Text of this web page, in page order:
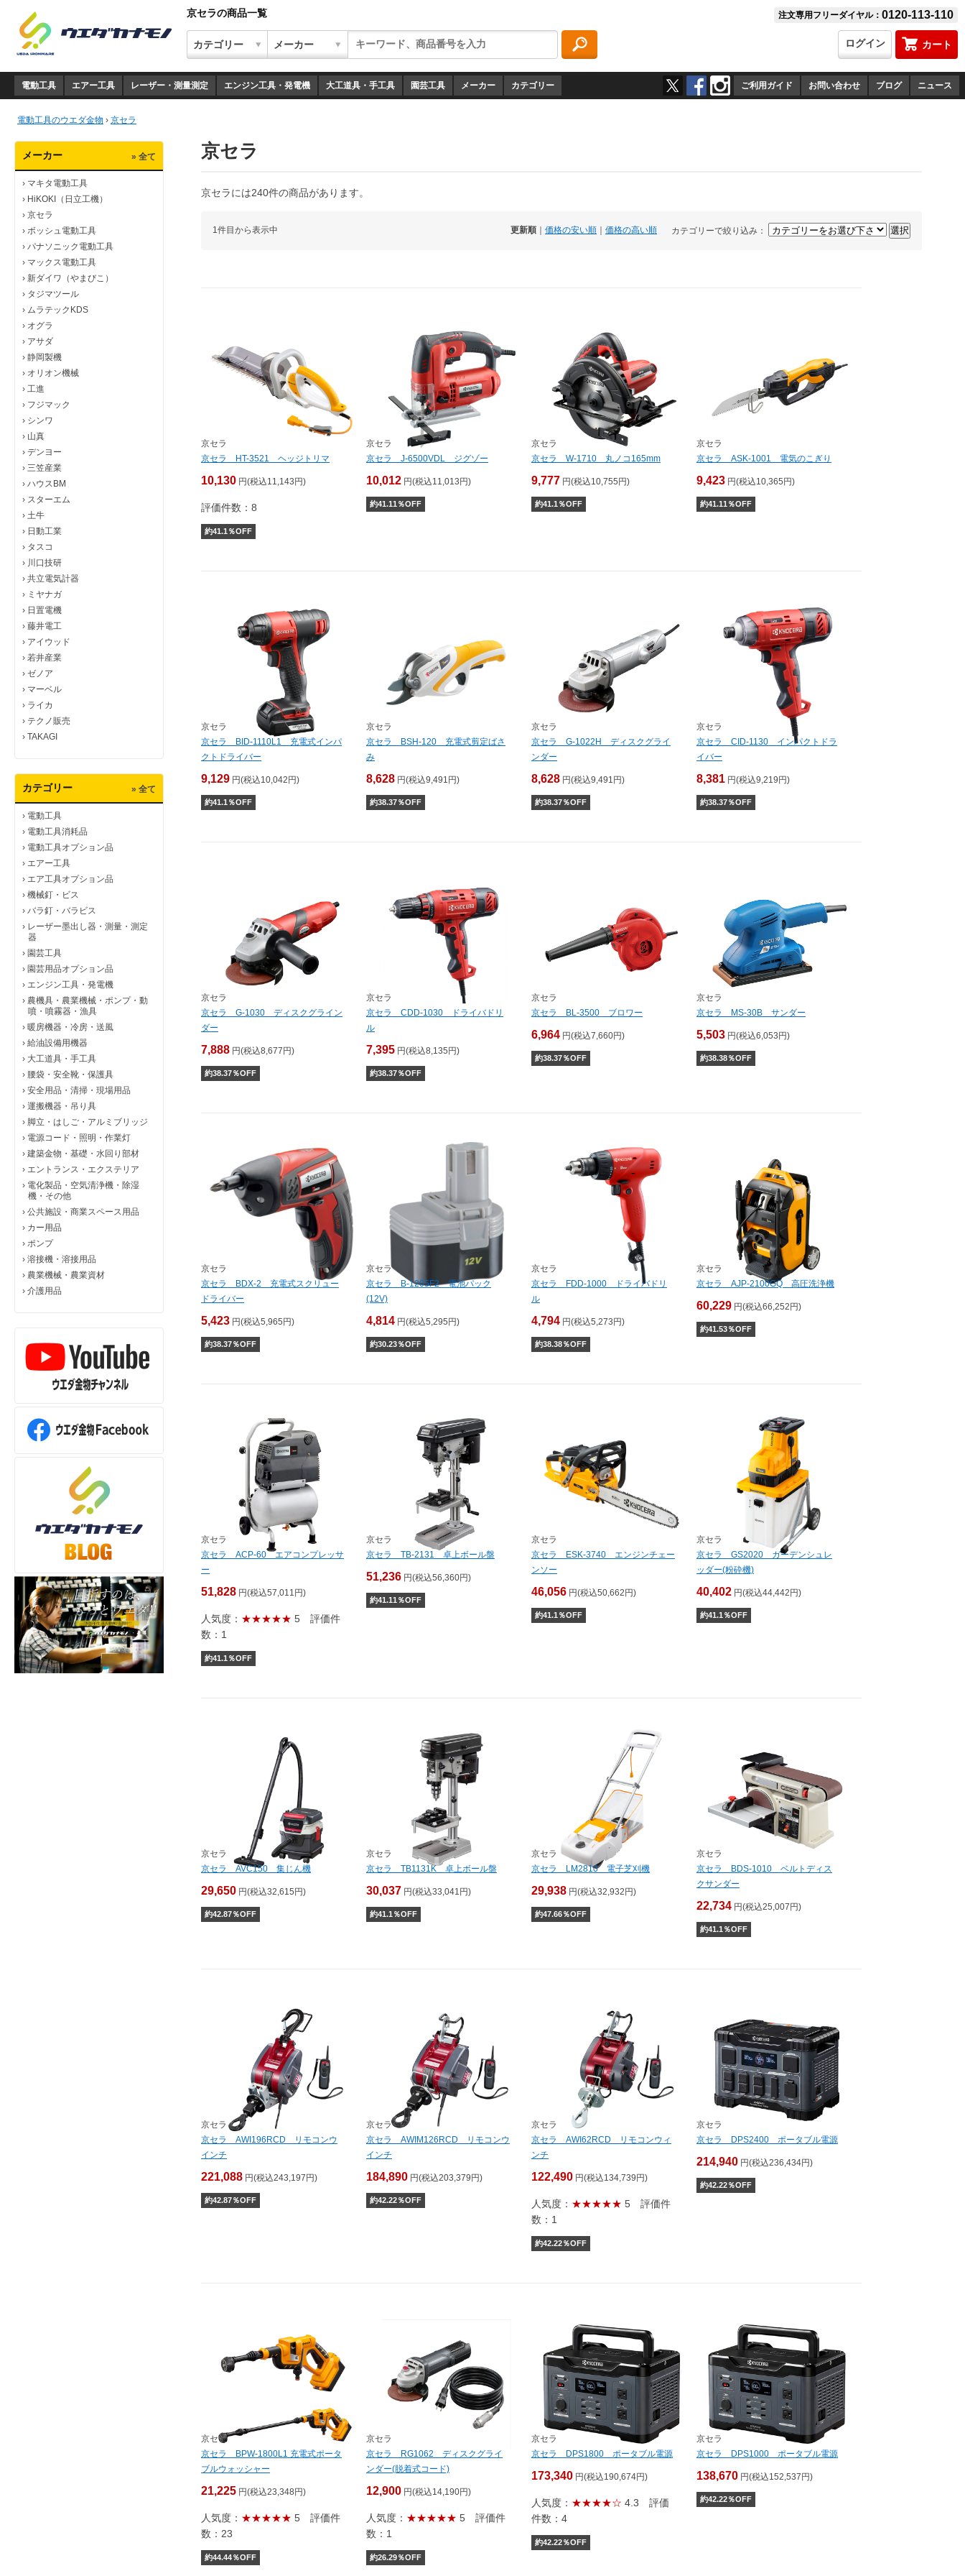
京セラの商品一覧 注文専用フリーダイヤル： 0120-113-110
カート
ログイン
電動工具 エアー工具 レーザー・測量測定 エンジン工具・発電機 大工道具・手工具 園芸工具 メーカー カテゴリー ご利用ガイド お問い合わせ ブログ ニュース
電動工具のウエダ金物 › 京セラ
メーカー » 全て
› マキタ電動工具
› HiKOKI（日立工機）
› 京セラ
› ボッシュ電動工具
› パナソニック電動工具
› マックス電動工具
› 新ダイワ（やまびこ）
› タジマツール
› ムラテックKDS
› オグラ
› アサダ
› 静岡製機
› オリオン機械
› 工進
› フジマック
› シンワ
› 山真
› デンヨー
› 三笠産業
› ハウスBM
› スターエム
› 土牛
› 日動工業
› タスコ
› 川口技研
› 共立電気計器
› ミヤナガ
› 日置電機
› 藤井電工
› アイウッド
› 若井産業
› ゼノア
› マーベル
› ライカ
› テクノ販売
› TAKAGI
カテゴリー » 全て
› 電動工具
› 電動工具消耗品
› 電動工具オプション品
› エアー工具
› エア工具オプション品
› 機械釘・ビス
› バラ釘・バラビス
› レーザー墨出し器・測量・測定
器
› 園芸工具
› 園芸用品オプション品
› エンジン工具・発電機
› 農機具・農業機械・ポンプ・動
噴・噴霧器・漁具
› 暖房機器・冷房・送風
› 給油設備用機器
› 大工道具・手工具
› 腰袋・安全靴・保護具
› 安全用品・清掃・現場用品
› 運搬機器・吊り具
› 脚立・はしご・アルミブリッジ
› 電源コード・照明・作業灯
› 建築金物・基礎・水回り部材
› エントランス・エクステリア
› 電化製品・空気清浄機・除湿
機・その他
› 公共施設・商業スペース用品
› カー用品
› ポンプ
› 溶接機・溶接用品
› 農業機械・農業資材
› 介護用品
京セラ
京セラには240件の商品があります。
1件目から表示中 カテゴリーで絞り込み：
更新順 価格の安い順 価格の高い順
京セラ
京セラ HT-3521 ヘッジトリマ
10,130 円(税込11,143円)
評価件数：8
約41.1 ％OFF
京セラ
京セラ J-6500VDL ジグゾー
10,012 円(税込11,013円)
約41.11 ％OFF
京セラ
京セラ W-1710 丸ノコ165mm
9,777 円(税込10,755円)
約41.1 ％OFF
京セラ
京セラ ASK-1001 電気のこぎり
9,423 円(税込10,365円)
約41.11 ％OFF
京セラ
京セラ BID-1110L1 充電式インパ
クトドライバー
9,129 円(税込10,042円)
約41.1 ％OFF
京セラ
京セラ BSH-120 充電式剪定ばさ
み
8,628 円(税込9,491円)
約38.37％OFF
京セラ
京セラ G-1022H ディスクグライ
ンダー
8,628 円(税込9,491円)
約38.37％OFF
京セラ
京セラ CID-1130 インパクトドラ
イバー
8,381 円(税込9,219円)
約38.37％OFF
京セラ
京セラ G-1030 ディスクグライン
ダー
7,888 円(税込8,677円)
約38.37％OFF
京セラ
京セラ CDD-1030 ドライバドリ
ル
7,395 円(税込8,135円)
約38.37％OFF
京セラ
京セラ BL-3500 ブロワー
6,964 円(税込7,660円)
約38.37％OFF
京セラ
京セラ MS-30B サンダー
5,503 円(税込6,053円)
約38.38％OFF
京セラ
京セラ BDX-2 充電式スクリュー
ドライバー
5,423 円(税込5,965円)
約38.37％OFF
京セラ
京セラ B-1205F2 電池パック
(12V)
4,814 円(税込5,295円)
約30.23％OFF
京セラ
京セラ FDD-1000 ドライバドリ
ル
4,794 円(税込5,273円)
約38.38％OFF
京セラ
京セラ AJP-2100GQ 高圧洗浄機
60,229 円(税込66,252円)
約41.53％OFF
京セラ
京セラ ACP-60 エアコンプレッサ
ー
51,828 円(税込57,011円)
人気度： ★★★★★ 5 評価件
数：1
約41.1 ％OFF
京セラ
京セラ TB-2131 卓上ボール盤
51,236 円(税込56,360円)
約41.11 ％OFF
京セラ
京セラ ESK-3740 エンジンチェー
ンソー
46,056 円(税込50,662円)
約41.1 ％OFF
京セラ
京セラ GS2020 ガーデンシュレ
ッダー(粉砕機)
40,402 円(税込44,442円)
約41.1 ％OFF
京セラ
京セラ AVC150 集じん機
29,650 円(税込32,615円)
約42.87％OFF
京セラ
京セラ TB1131K 卓上ボール盤
30,037 円(税込33,041円)
約41.1 ％OFF
京セラ
京セラ LM2810 電子芝刈機
29,938 円(税込32,932円)
約47.66％OFF
京セラ
京セラ BDS-1010 ベルトディス
クサンダー
22,734 円(税込25,007円)
約41.1 ％OFF
京セラ
京セラ AWI196RCD リモコンウ
インチ
221,088 円(税込243,197円)
約42.87％OFF
京セラ
京セラ AWIM126RCD リモコンウ
インチ
184,890 円(税込203,379円)
約42.22％OFF
京セラ
京セラ AWI62RCD リモコンウィ
ンチ
122,490 円(税込134,739円)
人気度： ★★★★★ 5 評価件
数：1
約42.22％OFF
京セラ
京セラ DPS2400 ポータブル電源
214,940 円(税込236,434円)
約42.22％OFF
京セラ
京セラ BPW-1800L1 充電式ポータ
ブルウォッシャー
21,225 円(税込23,348円)
人気度： ★★★★★ 5 評価件
数：23
約44.44％OFF
京セラ
京セラ RG1062 ディスクグライ
ンダー(脱着式コード)
12,900 円(税込14,190円)
人気度： ★★★★★ 5 評価件
数：1
約26.29％OFF
京セラ
京セラ DPS1800 ポータブル電源
173,340 円(税込190,674円)
人気度： ★★★★☆ 4.3 評価
件数：4
約42.22％OFF
京セラ
京セラ DPS1000 ポータブル電源
138,670 円(税込152,537円)
約42.22％OFF